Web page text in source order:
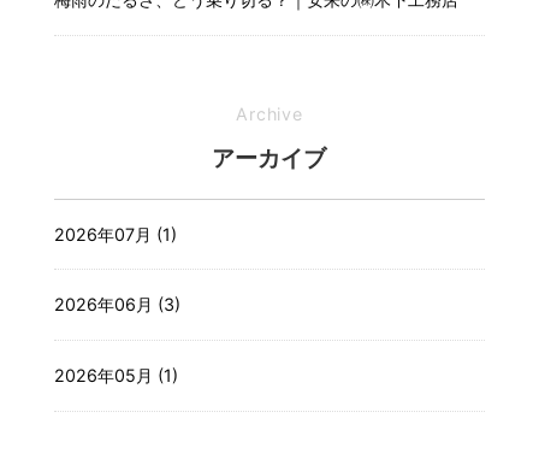
Archive
アーカイブ
2026年07月 (1)
2026年06月 (3)
2026年05月 (1)